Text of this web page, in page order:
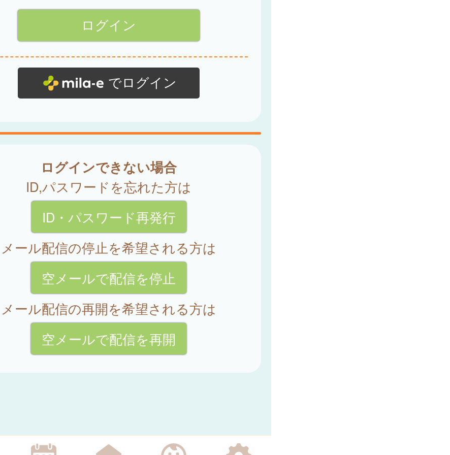
でログイン
ログインできない場合
ID,パスワードを忘れた方は
ID・パスワード再発行
メール配信の停止を希望される方は
空メールで配信を停止
メール配信の再開を希望される方は
空メールで配信を再開